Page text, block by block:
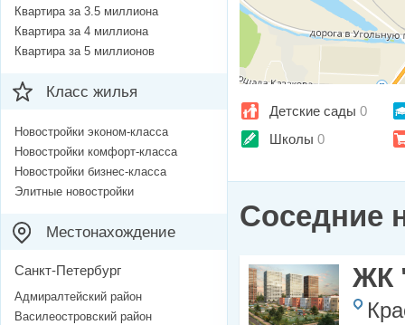
Детские сады 0
Школы 0
Соседние
ЖК
Квартира за 3.5 миллиона
Квартира за 4 миллиона
Квартира за 5 миллионов
Класс жилья
Новостройки эконом-класса
Новостройки комфорт-класса
Новостройки бизнес-класса
Элитные новостройки
Местонахождение
Санкт-Петербург
Адмиралтейский район
Василеостровский район